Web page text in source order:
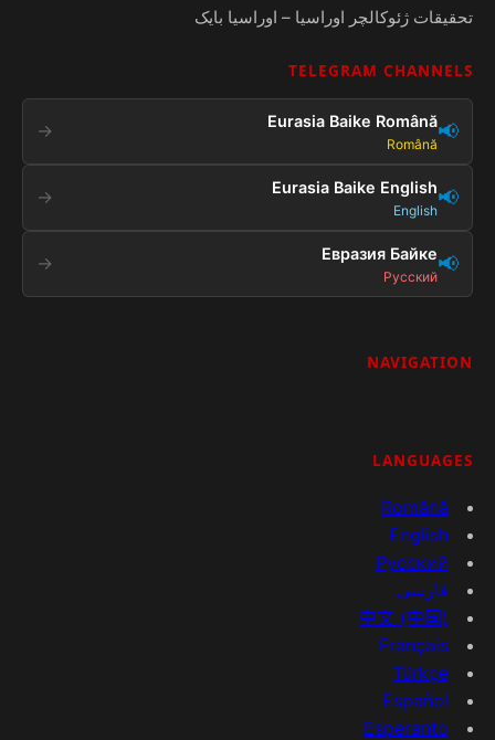
تحقیقات ژئوکالچر اوراسیا – اوراسیا بایک
TELEGRAM CHANNELS
📢
Eurasia Baike Română
Română
→
📢
Eurasia Baike English
English
→
📢
Евразия Байке
Русский
→
NAVIGATION
LANGUAGES
Română
English
Русский
فارسی
中文 (中国)
Français
Türkçe
Español
Esperanto